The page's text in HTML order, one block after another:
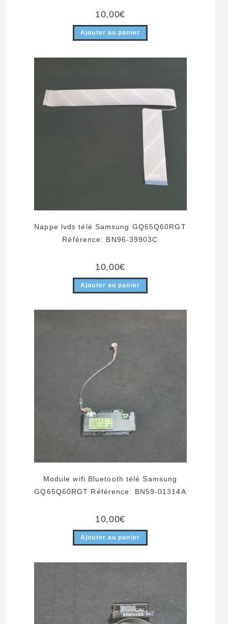
10,00€
Ajouter au panier
Nappe lvds télé Samsung GQ65Q60RGT
Référence: BN96-39903C
10,00€
Ajouter au panier
Module wifi Bluetooth télé Samsung
GQ65Q60RGT Référence: BN59-01314A
10,00€
Ajouter au panier